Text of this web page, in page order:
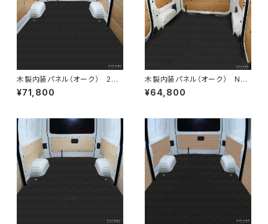
木製内装パネル（オーク） 200
系ハイエースバンDXロング標
準ボディ4ドア用
¥71,800
木製内装パネル（オーク） NV2
00バネットスタンダード専用
¥64,800